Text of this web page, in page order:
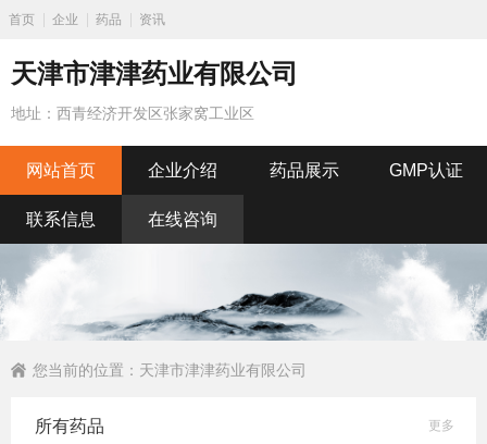
首页 企业 药品 资讯
天津市津津药业有限公司
地址：西青经济开发区张家窝工业区
网站首页 企业介绍 药品展示 GMP认证
联系信息 在线咨询
您当前的位置： 天津市津津药业有限公司
所有药品 更多